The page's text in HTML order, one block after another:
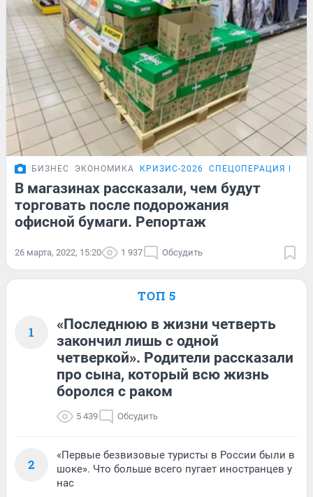
БИЗНЕС ЭКОНОМИКА КРИЗИС-2026 СПЕЦОПЕРАЦИЯ НА
В магазинах рассказали, чем будут
торговать после подорожания
офисной бумаги. Репортаж
26 марта, 2022, 15:20 1 937 Обсудить
ТОП 5
1
«Последнюю в жизни четверть
закончил лишь с одной
четверкой». Родители рассказали
про сына, который всю жизнь
боролся с раком
5 439 Обсудить
2
«Первые безвизовые туристы в России были в
шоке». Что больше всего пугает иностранцев у
нас